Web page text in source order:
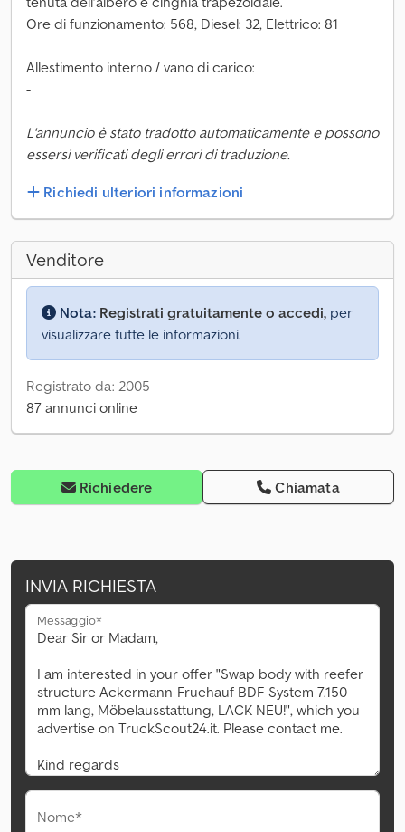
Ore di funzionamento: 568, Diesel: 32, Elettrico: 81
Allestimento interno / vano di carico:
-
L'annuncio è stato tradotto automaticamente e possono
essersi verificati degli errori di traduzione.
Richiedi ulteriori informazioni
Venditore
Nota: Registrati gratuitamente o accedi, per
visualizzare tutte le informazioni.
Registrato da: 2005
87 annunci online
Richiedere Chiamata
INVIA RICHIESTA
Messaggio*
Nome*